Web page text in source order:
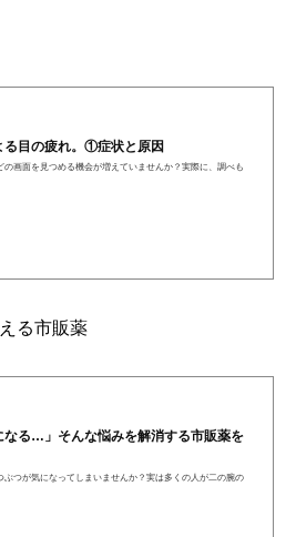
る目の疲れ。①症状と原因
画面を見つめる機会が増えていませんか？実際に、調べも
る市販薬
なる…」そんな悩みを解消する市販薬を
ぶつが気になってしまいませんか？実は多くの人が二の腕の